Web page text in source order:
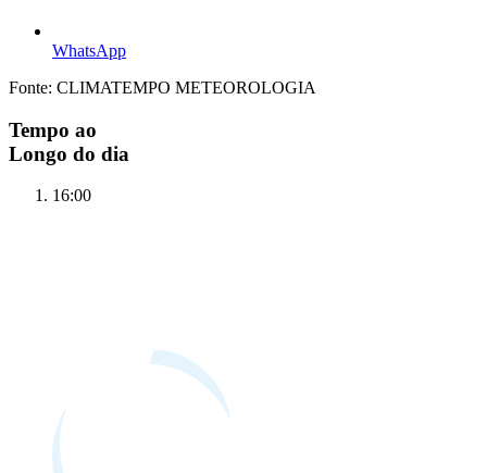
WhatsApp
Fonte: CLIMATEMPO METEOROLOGIA
Tempo ao
Longo do dia
16:00